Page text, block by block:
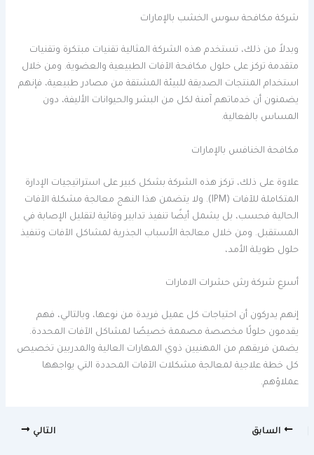
شركة مكافحة سوس الخشب بالإمارات
وبدلاً من ذلك، تستخدم هذه الشركة المثالية تقنيات مبتكرة وتقنيات
متقدمة تركز على حلول مكافحة الآفات الطبيعية والعضوية. ومن خلال
استخدام المنتجات الصديقة للبيئة المشتقة من مصادر طبيعية، فإنهم
يضمنون أن خدماتهم آمنة لكل من البشر والحيوانات الأليفة، دون
المساس بالفعالية.
مكافحة الخنافس بالإمارات
علاوة على ذلك، تركز هذه الشركة بشكل كبير على استراتيجيات الإدارة
المتكاملة للآفات (IPM). ولا يتضمن هذا النهج معالجة مشكلة الآفات
الحالية فحسب، بل يشمل أيضًا تنفيذ تدابير وقائية لتقليل الإصابة في
المستقبل. ومن خلال معالجة الأسباب الجذرية لمشاكل الآفات وتنفيذ
حلول طويلة الأمد،
أسرع شركة رش حشرات الامارات
إنهم يدركون أن احتياجات كل عميل فريدة من نوعها، وبالتالي، فهم
يقدمون حلولًا مخصصة مصممة خصيصًا لمشاكل الآفات المحددة.
يضمن فريقهم من المهنيين ذوي المهارات العالية والمدربين تخصيص
كل خطة علاجية لمعالجة مشكلات الآفات المحددة التي يواجهها
عملاؤهم.
السابق التالي